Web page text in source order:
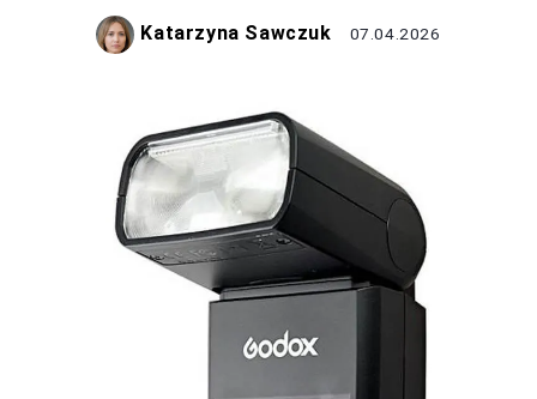
Katarzyna Sawczuk 07.04.2026